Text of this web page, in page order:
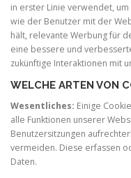
in erster Linie verwendet,
wie der Benutzer mit der
hält, relevante Werbung für
eine bessere und
zukünftige Interaktionen mit
WELCHE ARTEN VON
Wesentliches: Einige
alle Funktionen unserer
Benutzersitzungen
vermeiden. Diese erfassen
Daten.